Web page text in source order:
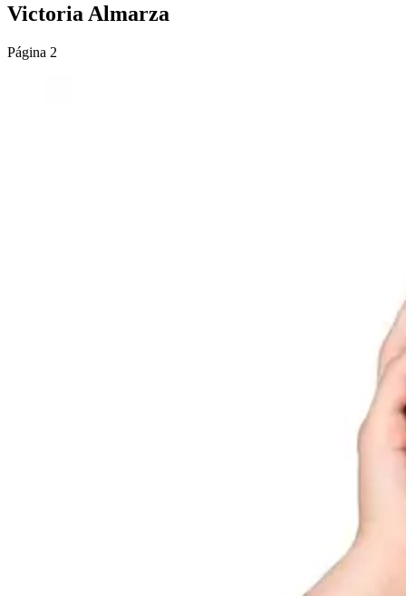
Victoria Almarza
Página 2